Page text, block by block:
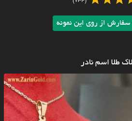
سفارش از روی این نمونه
طلا اسم نادر